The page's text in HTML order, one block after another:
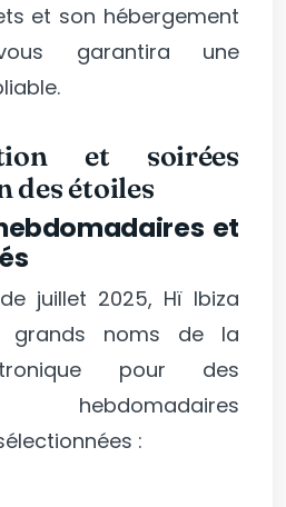
et son hébergement
garantira une
et soirées
des étoiles
et
juillet 2025, Hï Ibiza
grands noms de la
pour des
: